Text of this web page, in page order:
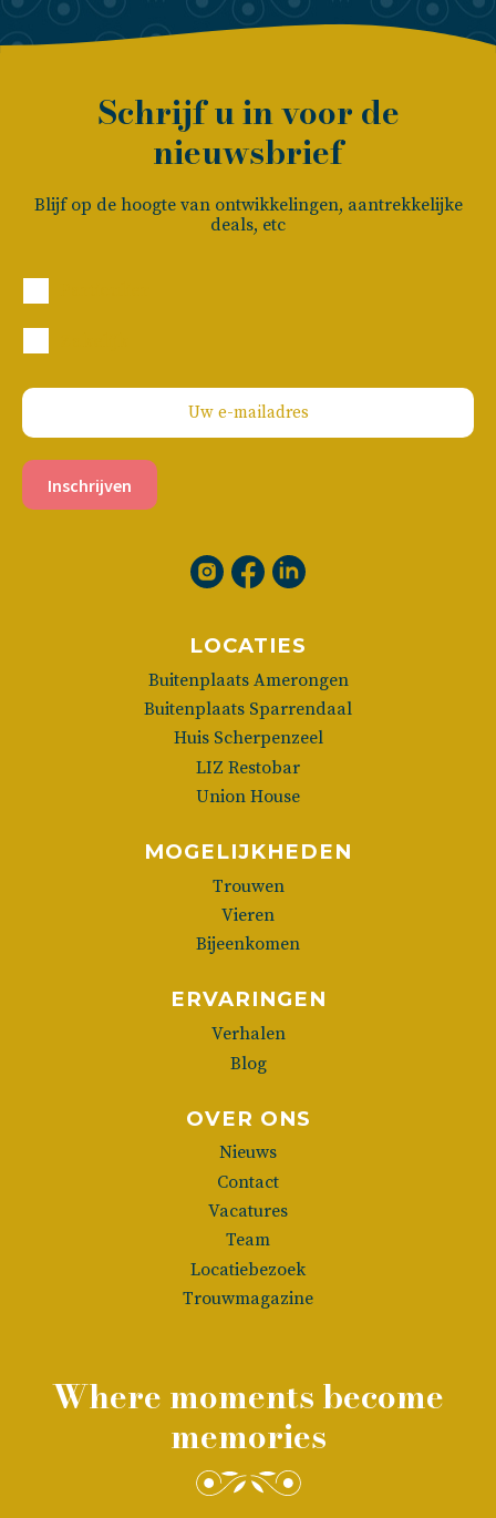
Schrijf u in voor de
nieuwsbrief
Blijf op de hoogte van ontwikkelingen, aantrekkelijke
deals, etc
Inschrijven
LOCATIES
Buitenplaats Amerongen
Buitenplaats Sparrendaal
Huis Scherpenzeel
LIZ Restobar
Union House
MOGELIJKHEDEN
Trouwen
Vieren
Bijeenkomen
ERVARINGEN
Verhalen
Blog
OVER ONS
Nieuws
Contact
Vacatures
Team
Locatiebezoek
Trouwmagazine
Where moments become
memories